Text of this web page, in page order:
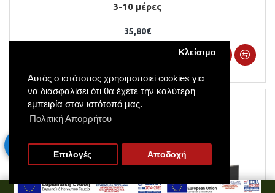
Αυτός ο ιστότοπος χρησιμοποιεί cookies για
να διασφαλίσει ότι θα έχετε την καλύτερη
εμπειρία στον ιστότοπό μας.
Πολιτική Απορρήτου
Κλείσιμο
Επιλογές Αποδοχή
3-10 μέρες
35,80€